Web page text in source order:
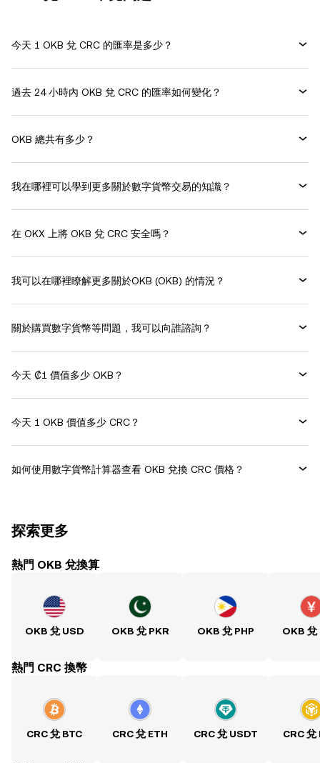
今天 1 OKB 兌 CRC 的匯率是多少？
過去 24 小時內 OKB 兌 CRC 的匯率如何變化？
OKB 總共有多少？
我在哪裡可以學到更多關於數字貨幣交易的知識？
在 OKX 上將 OKB 兌 CRC 安全嗎？
我可以在哪裡瞭解更多關於OKB (OKB) 的情況？
關於購買數字貨幣等問題，我可以向誰諮詢？
今天 ₡1 價值多少 OKB？
今天 1 OKB 價值多少 CRC？
如何使用數字貨幣計算器查看 OKB 兌換 CRC 價格？
探索更多
熱門 OKB 兌換算
OKB 兌 USD OKB 兌 PKR OKB 兌 PHP OKB 兌
熱門 CRC 換幣
CRC 兌 BTC CRC 兌 ETH CRC 兌 USDT CRC 兌